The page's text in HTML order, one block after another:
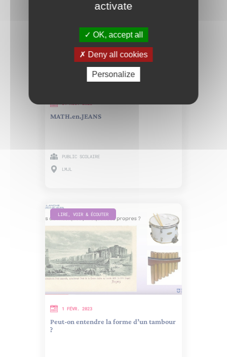
MATH.en.JEANS
PUBLIC SCOLAIRE
LMJL
LIRE, VOIR & ÉCOUTER
1 FÉVR. 2023
Peut-on entendre la forme d’un tambour
?
activate
OK, accept all
Deny all cookies
Personalize